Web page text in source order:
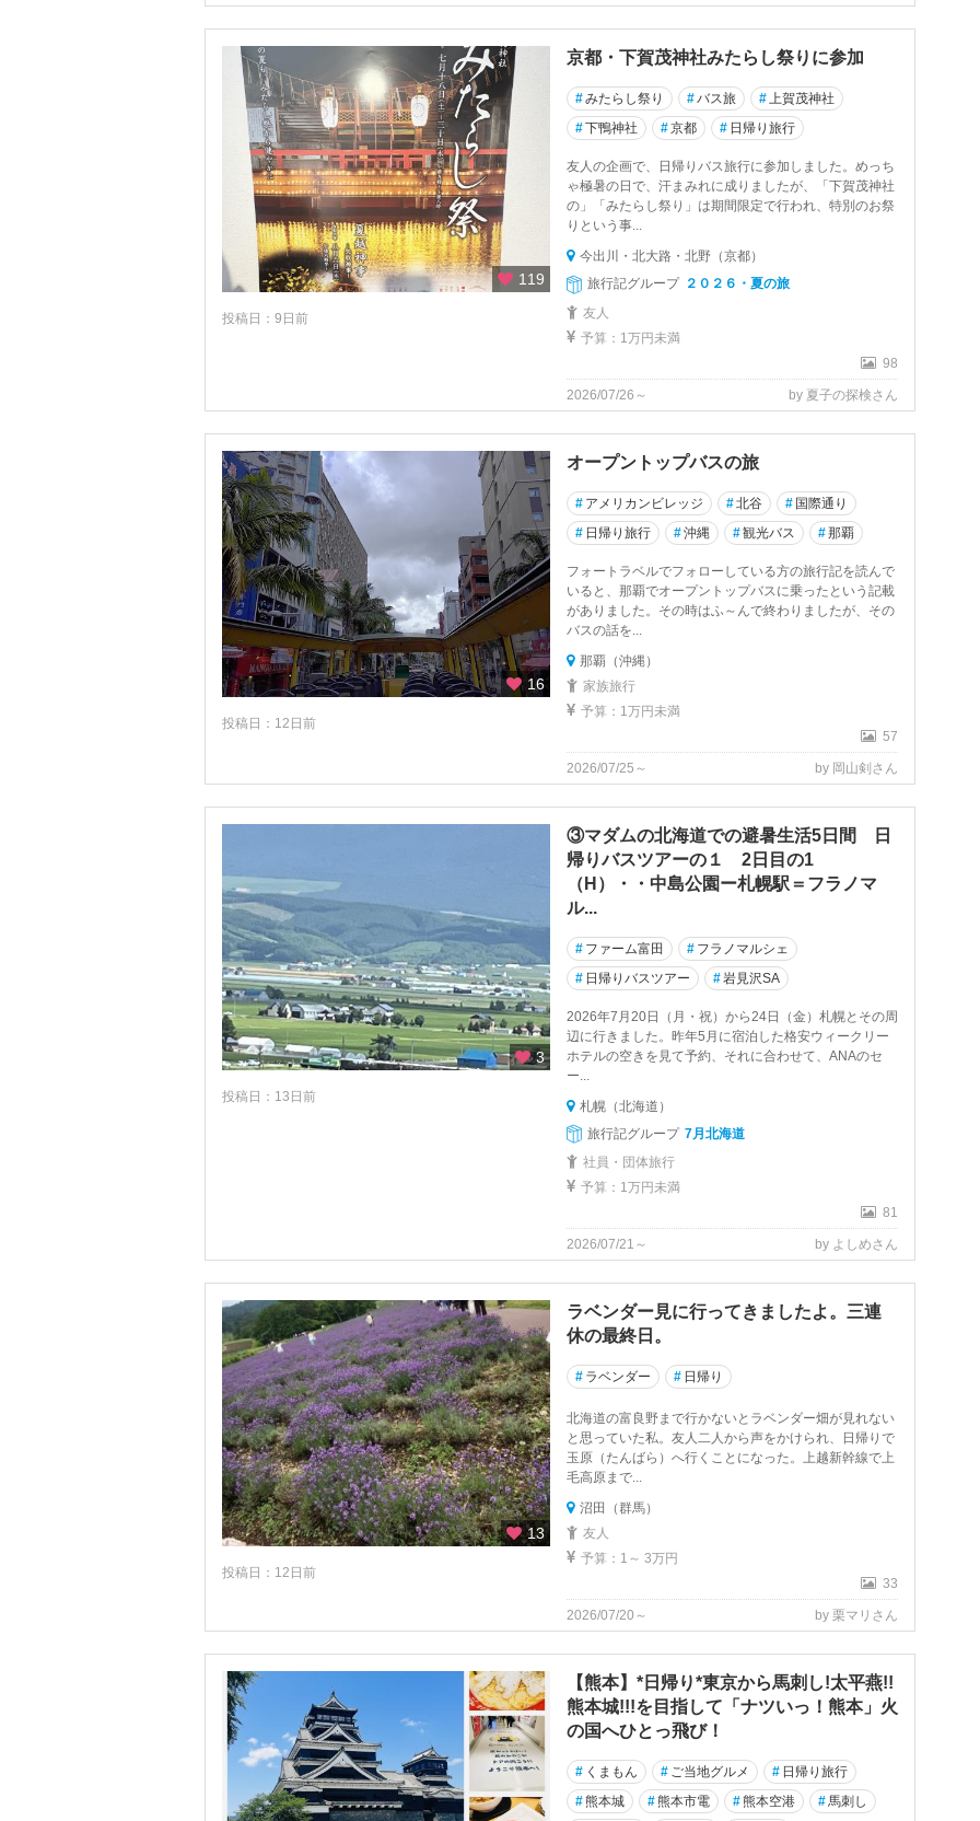
三重
滋賀
京都
大阪
兵庫
奈良
和歌山
鳥取
島根
徳島
香川
愛媛
高知
福岡
佐賀
長崎
熊本
119
投稿日：9日前
京都・下賀茂神社みたらし祭りに参加
#みたらし祭り #バス旅 #上賀茂神社
#下鴨神社 #京都 # 日帰り旅行
友人の企画で、日帰りバス旅行に参加しました。めっち
ゃ極暑の日で、汗まみれに成りましたが、「下賀茂神社
の」「みたらし祭り」は期間限定で行われ、特別のお祭
りという事...
今出川・北大路・北野（京都）
旅行記グループ ２０２６・夏の旅
友人
予算：1万円未満
98
2026/07/26～ by 夏子の探検さん
16
投稿日：12日前
オープントップバスの旅
# アメリカンビレッジ #北谷 # 国際通り
# 日帰り旅行 #沖縄 #観光バス #那覇
フォートラベルでフォローしている方の旅行記を読んで
いると、那覇でオープントップバスに乗ったという記載
がありました。その時はふ～んで終わりましたが、その
バスの話を...
那覇（沖縄）
家族旅行
予算：1万円未満
57
2026/07/25～ by 岡山剣さん
3
投稿日：13日前
③マダムの北海道での避暑生活5日間 日
帰りバスツアーの１ 2日目の1
（H）・・中島公園ー札幌駅＝フラノマ
ル...
# ファーム富田 # フラノマルシェ
# 日帰りバスツアー #岩見沢SA
2026年7月20日（月・祝）から24日（金）札幌とその周
辺に行きました。昨年5月に宿泊した格安ウィークリー
ホテルの空きを見て予約、それに合わせて、ANAのセ
ー...
札幌（北海道）
旅行記グループ 7月北海道
社員・団体旅行
予算：1万円未満
81
2026/07/21～ by よしめさん
13
投稿日：12日前
ラベンダー見に行ってきましたよ。三連
休の最終日。
# ラベンダー # 日帰り
北海道の富良野まで行かないとラベンダー畑が見れない
と思っていた私。友人二人から声をかけられ、日帰りで
玉原（たんばら）へ行くことになった。上越新幹線で上
毛高原まで...
沼田（群馬）
友人
予算：1～ 3万円
33
2026/07/20～ by 栗マリさん
【熊本】*日帰り*東京から馬刺し!太平燕!!
熊本城!!!を目指して「ナツいっ！熊本」火
の国へひとっ飛び！
# くまもん # ご当地グルメ # 日帰り旅行
#熊本城 #熊本市電 #熊本空港 #馬刺し